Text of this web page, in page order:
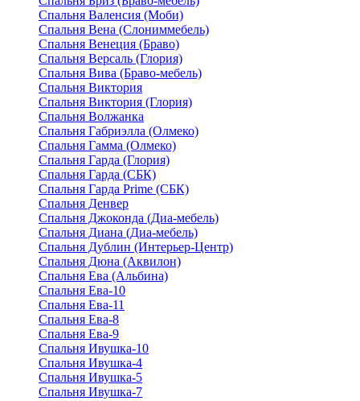
Спальня Валенсия (Моби)
Спальня Вена (Слониммебель)
Спальня Венеция (Браво)
Спальня Версаль (Глория)
Спальня Вива (Браво-мебель)
Спальня Виктория
Спальня Виктория (Глория)
Спальня Волжанка
Спальня Габриэлла (Олмеко)
Спальня Гамма (Олмеко)
Спальня Гарда (Глория)
Спальня Гарда (СБК)
Спальня Гарда Prime (СБК)
Спальня Денвер
Спальня Джоконда (Диа-мебель)
Спальня Диана (Диа-мебель)
Спальня Дублин (Интерьер-Центр)
Спальня Дюна (Аквилон)
Спальня Ева (Альбина)
Спальня Ева-10
Спальня Ева-11
Спальня Ева-8
Спальня Ева-9
Спальня Ивушка-10
Спальня Ивушка-4
Спальня Ивушка-5
Спальня Ивушка-7